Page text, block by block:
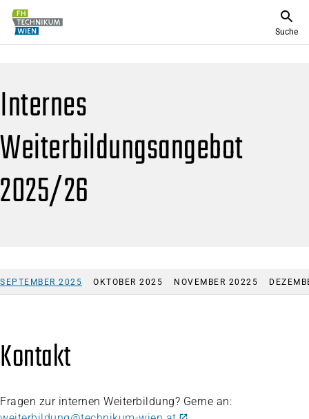
Suche
Internes
Weiterbildungsangebot
2025/26
SEPTEMBER 2025 OKTOBER 2025 NOVEMBER 20225
Kontakt
Fragen zur internen Weiterbildung? Gerne an: